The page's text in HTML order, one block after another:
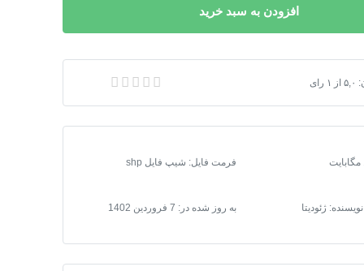
افزودن به سبد خرید
شیپ فایل تقسیمات کشوری استان البرز 1401
۵,۰ از ۱ رای
فرمت فایل: شیپ فایل shp
ژئودیتا به روز شده در: 7 فروردین 1402